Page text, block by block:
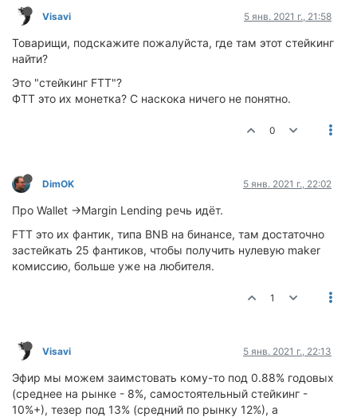
Visavi 5 янв. 2021 г., 21:58
Товарищи, подскажите пожалуйста, где там этот стейкинг
найти?
Это "стейкинг FTT"?
ФТТ это их монетка? С наскока ничего не понятно.
0
DimOK 5 янв. 2021 г., 22:02
Про Wallet ->Margin Lending речь идёт.
FTT это их фантик, типа BNB на бинансе, там достаточно
застейкать 25 фантиков, чтобы получить нулевую maker
комиссию, больше уже на любителя.
1
Visavi 5 янв. 2021 г., 22:13
Эфир мы можем заимстовать кому-то под 0.88% годовых
(среднее на рынке - 8%, самостоятельный стейкинг -
10%+), тезер под 13% (средний по рынку 12%), а